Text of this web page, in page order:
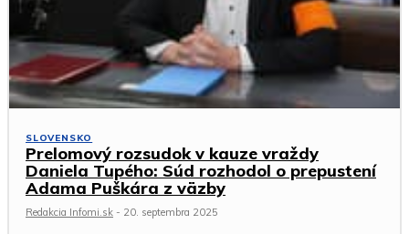
SLOVENSKO
Prelomový rozsudok v kauze vraždy
Daniela Tupého: Súd rozhodol o prepustení
Adama Puškára z väzby
Redakcia Infomi.sk - 20. septembra 2025